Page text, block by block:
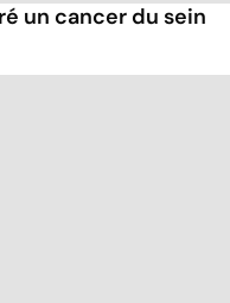
un cancer du sein